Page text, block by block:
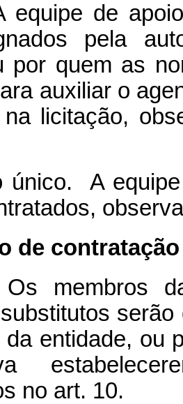
de
pela
por quem as
auxiliar o
licitação,
único. A
de contratação
membros
entidade, ou
no art. 10.